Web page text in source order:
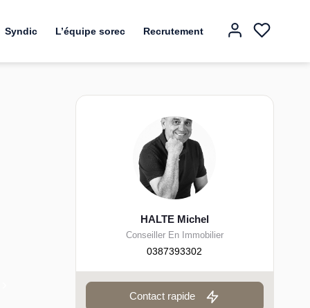
Syndic L’équipe sorec Recrutement
HALTE Michel
Conseiller En Immobilier
0387393302
Contact rapide